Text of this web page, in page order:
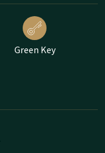
Green Key